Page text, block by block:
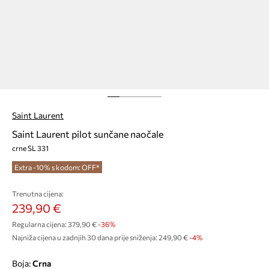
Saint Laurent
Saint Laurent pilot sunčane naočale
crne SL 331
Extra -10% s kodom: OFF*
Trenutna cijena:
239,90 €
Regularna cijena: 379,90 €-36%
Najniža cijena u zadnjih 30 dana prije sniženja: 249,90 € -4%
Boja: crna